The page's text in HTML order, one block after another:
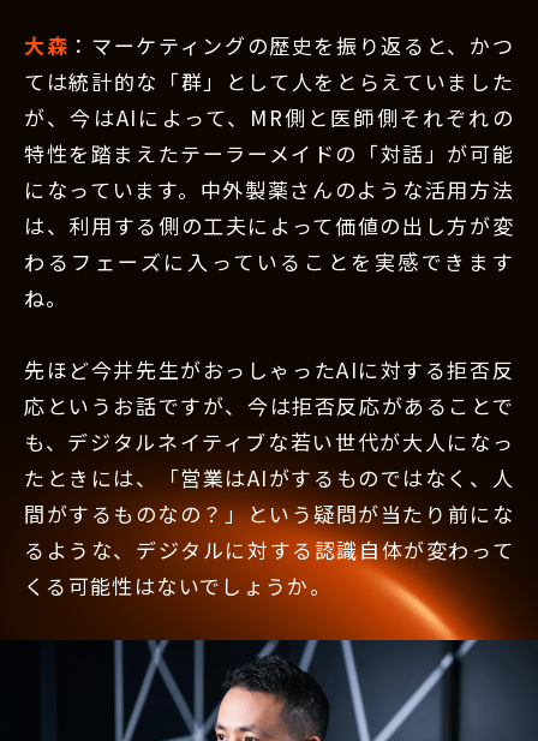
大森 ：マーケティングの歴史を振り返ると、かつ
ては統計的な「群」として人をとらえていました
が、今はAIによって、MR側と医師側それぞれの
特性を踏まえたテーラーメイドの「対話」が可能
になっています。中外製薬さんのような活用方法
は、利用する側の工夫によって価値の出し方が変
わるフェーズに入っていることを実感できます
ね。
先ほど今井先生がおっしゃったAIに対する拒否反
応というお話ですが、今は拒否反応があることで
も、デジタルネイティブな若い世代が大人になっ
たときには、「営業はAIがするものではなく、人
間がするものなの？」という疑問が当たり前にな
るような、デジタルに対する認識自体が変わって
くる可能性はないでしょうか。